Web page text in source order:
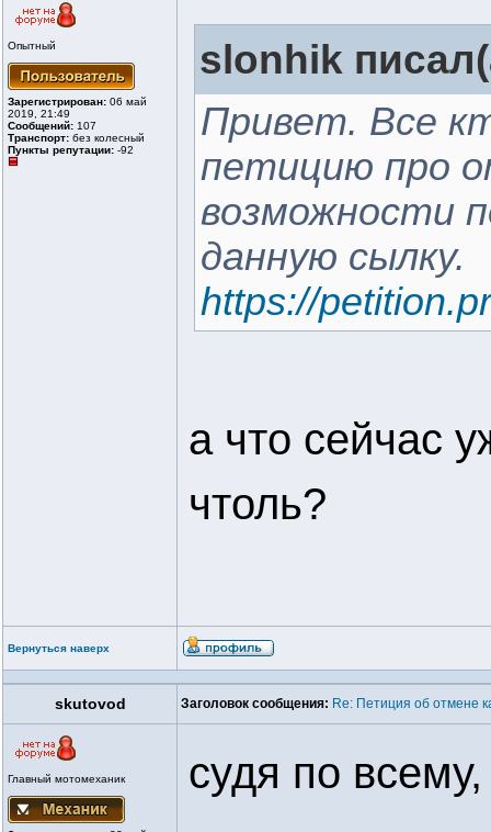
Опытный
Зарегистрирован: 06 май
2019, 21:49
Сообщений: 107
Транспорт: без колесный
Пункты репутации: -92
slonhik
Привет. Все
петицию про
возможности
данную сылку.
https://
а что сейчас
чтоль?
Вернуться наверх
skutovod Заголовок сообщения: Re: Петиция об отмене
Главный мотомеханик судя по